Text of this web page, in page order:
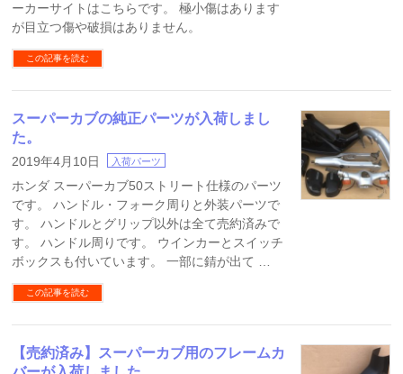
ーカーサイトはこちらです。 極小傷はあります
が目立つ傷や破損はありません。
この記事を読む
スーパーカブの純正パーツが入荷しまし
た。
2019年4月10日 入荷パーツ
ホンダ スーパーカブ50ストリート仕様のパーツ
です。 ハンドル・フォーク周りと外装パーツで
す。 ハンドルとグリップ以外は全て売約済みで
す。 ハンドル周りです。 ウインカーとスイッチ
ボックスも付いています。 一部に錆が出て …
この記事を読む
【売約済み】スーパーカブ用のフレームカ